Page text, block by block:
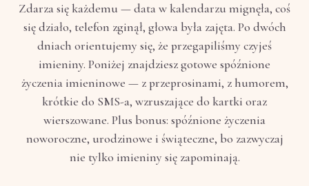
Zdarza się każdemu — data w kalendarzu mignęła, coś
się działo, telefon zginął, głowa była zajęta. Po dwóch
dniach orientujemy się, że przegapiliśmy czyjeś
imieniny. Poniżej znajdziesz gotowe spóźnione
życzenia imieninowe — z przeprosinami, z humorem,
krótkie do SMS-a, wzruszające do kartki oraz
wierszowane. Plus bonus: spóźnione życzenia
noworoczne, urodzinowe i świąteczne, bo zazwyczaj
nie tylko imieniny się zapominają.